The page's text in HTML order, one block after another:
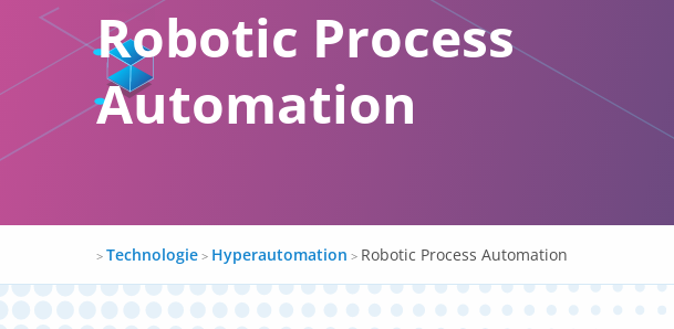
Robotic Process
Automation
Docspro
> Technologie > Hyperautomation > Robotic Process Automation